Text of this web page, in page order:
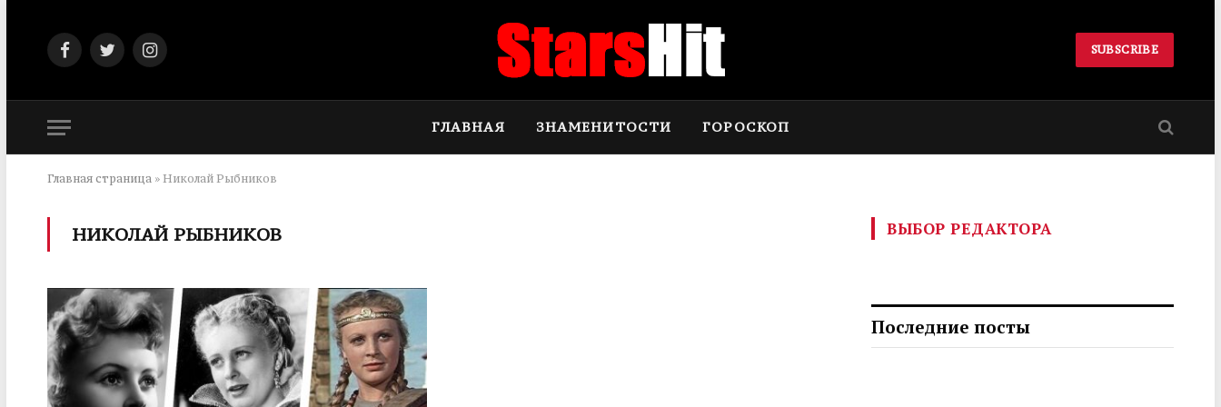
FacebookTwitterInstagram SUBSCRIBE
ГЛАВНАЯ ЗНАМЕНИТОСТИ ГОРОСКОП
Главная страница » Николай Рыбников
НИКОЛАЙ РЫБНИКОВ ВЫБОР РЕДАКТОРА
Последние посты